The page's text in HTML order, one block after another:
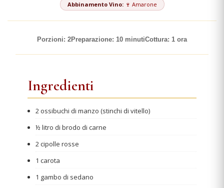
Abbinamento Vino:🍷 Amarone
Porzioni: 2Preparazione: 10 minutiCottura: 1 ora
Ingredienti
2 ossibuchi di manzo (stinchi di vitello)
½ litro di brodo di carne
2 cipolle rosse
1 carota
1 gambo di sedano